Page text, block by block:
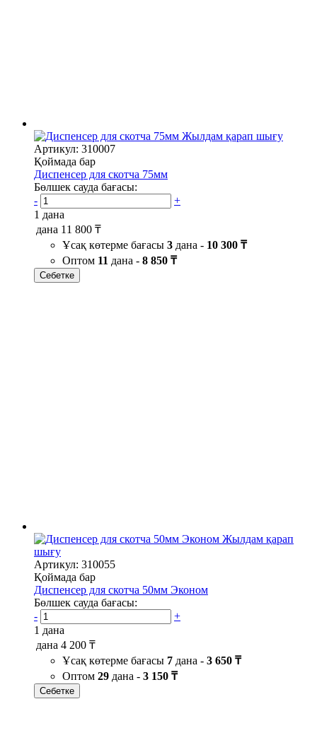
Жылдам қарап шығу
Артикул: 310007
Қоймада бар
Диспенсер для скотча 75мм
Бөлшек сауда бағасы:
-
+
1 дана
дана 11 800 ₸
Ұсақ көтерме бағасы 3 дана - 10 300 ₸
Оптом 11 дана - 8 850 ₸
Себетке
Жылдам қарап
шығу
Артикул: 310055
Қоймада бар
Диспенсер для скотча 50мм Эконом
Бөлшек сауда бағасы:
-
+
1 дана
дана 4 200 ₸
Ұсақ көтерме бағасы 7 дана - 3 650 ₸
Оптом 29 дана - 3 150 ₸
Себетке